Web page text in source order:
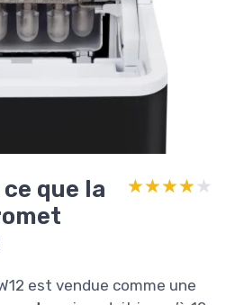
que la
★★★★★
★★★★★
est vendue comme une